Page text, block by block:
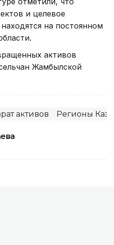
и целевое
на постоянном
активов
Жамбылской
активов Регионы